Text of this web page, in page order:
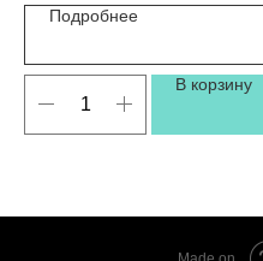
Подробнее
В корзину